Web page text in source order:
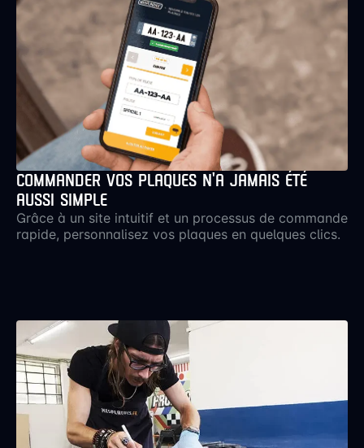
COMMANDER VOS PLAQUES N’A JAMAIS ÉTÉ
AUSSI SIMPLE
Grâce à un site intuitif et un processus de commande
rapide, personnalisez vos plaques en quelques clics.